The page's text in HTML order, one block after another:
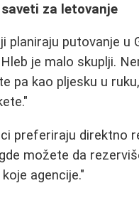
za letovanje
planiraju putovanje u
je malo skuplji.
pa kao pljesku u
preferiraju direktno
možete da
agencije."